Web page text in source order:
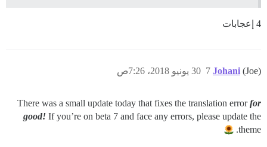
4 إعجابات
Johani (Joe) 30 يونيو 2018، 7:26ص 7
There was a small update today that fixes the translation errorfor
good! If you’re on beta 7 and face any errors, please update the
theme.